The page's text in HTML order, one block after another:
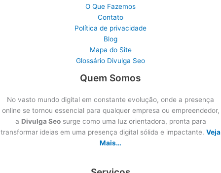
O Que Fazemos
Contato
Política de privacidade
Blog
Mapa do Site
Glossário Divulga Seo
Quem Somos
No vasto mundo digital em constante evolução, onde a presença
online se tornou essencial para qualquer empresa ou empreendedor,
a Divulga Seosurge como uma luz orientadora, pronta para
transformar ideias em uma presença digital sólida e impactante. Veja
Mais…